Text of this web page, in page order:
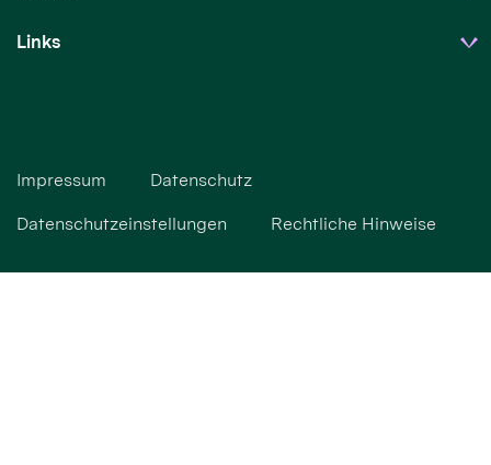
Links
Impressum Datenschutz
Datenschutzeinstellungen Rechtliche Hinweise